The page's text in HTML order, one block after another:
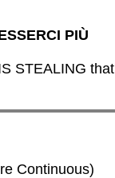
PIÙ
STEALING that
Continuous)